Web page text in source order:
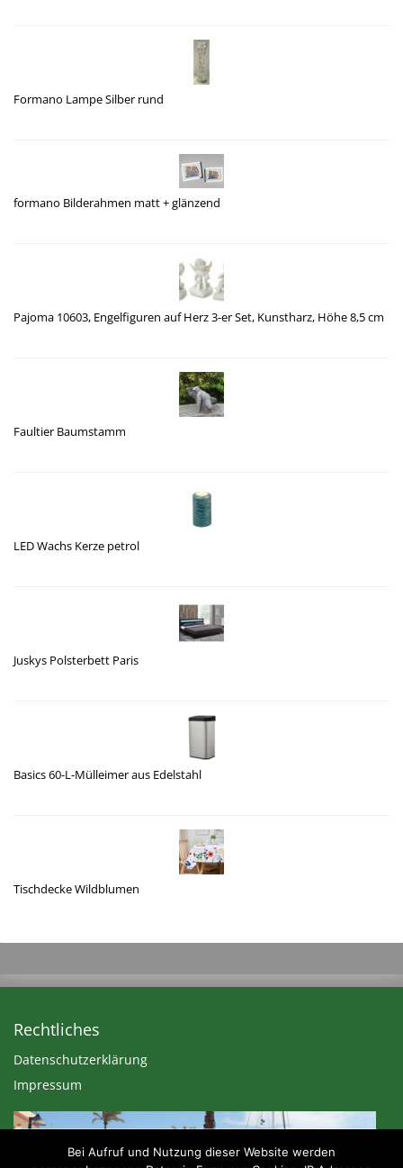
Formano Lampe Silber rund
formano Bilderahmen matt + glänzend
Pajoma 10603, Engelfiguren auf Herz 3-er Set, Kunstharz, Höhe 8,5 cm
Faultier Baumstamm
LED Wachs Kerze petrol
Juskys Polsterbett Paris
Basics 60-L-Mülleimer aus Edelstahl
Tischdecke Wildblumen
Rechtliches
Datenschutzerklärung
Impressum
Bei Aufruf und Nutzung dieser Website werden